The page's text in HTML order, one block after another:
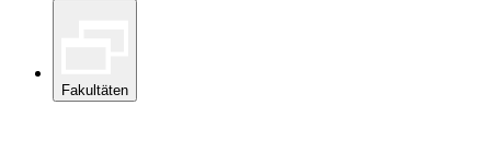
Fakultäten